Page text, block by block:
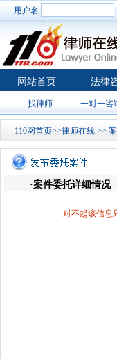
用户名
网站首页 法律
找律师 一对一咨
110网首页>>律师在线 >>
·案件委托详细情况
对不起该信息